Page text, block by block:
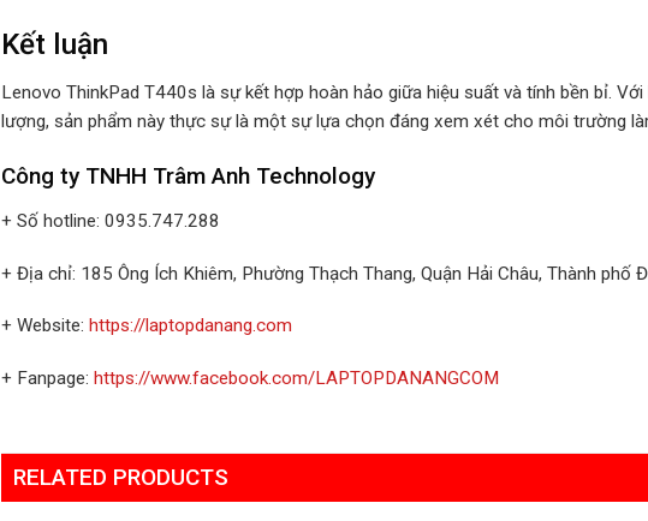
Kết luận
Lenovo ThinkPad T440s là sự kết hợp hoàn hảo giữa hiệu suất và tính bền bỉ.
lượng, sản phẩm này thực sự là một sự lựa chọn đáng xem xét cho môi trường
Công ty TNHH Trâm Anh Technology
+ Số hotline: 0935.747.288
+ Địa chỉ: 185 Ông Ích Khiêm, Phường Thạch Thang, Quận Hải Châu, Thành phố
+ Website: https://laptopdanang.com
+ Fanpage: https://www.facebook.com/LAPTOPDANANGCOM
RELATED PRODUCTS